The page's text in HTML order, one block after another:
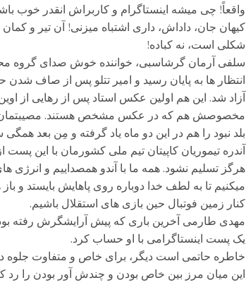
واقعاً! چی میشه اینستاگرام و کاربراش انقدر خوب
کیهان جان، داداش، داری اشتباه میزنی! آن تیر و
شکلی است، نه کباده!
سلفی آرمان گرشاسبی، خواننده خوش صدای گروه
انتظار ها به پایان رسید و امیر تتلو پس از صاف شدن
آزاد شد. این هم اولین عکس استاد پس از رهایی از
مخصوصش هم که در عکس مشخص هستند. مصیبتمان
بلد نبود را هم در این دو ماه یاد گرفته و مِن بعد
آندره تیموریان کاپیتان تیم ملی کشورمان با این
هرگز تسلیم نشود. همه ما با آندو همصداییم و انرژی
میکنیم تا به لطف خدا دوباره روی پاهایش بایستد و
کنار زمین فوتبال حین بازی های استقلال باشیم.
مهدی طارمی آخرین باری که پیش آرایشگرش رفته
یک پست اینستاگرامی با او حساب کرد.
خاطره حاتمی است دیگر، برای خاص و متفاوت جلوه
این میان مرز بین خاص بودن و چندش آور بودن را رد